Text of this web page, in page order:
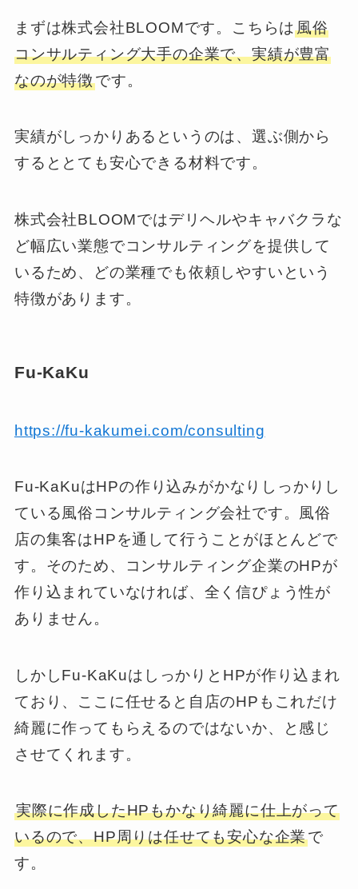
まずは株式会社BLOOMです。こちらは風俗
コンサルティング大手の企業で、実績が豊富
なのが特徴です。
実績がしっかりあるというのは、選ぶ側から
するととても安心できる材料です。
株式会社BLOOMではデリヘルやキャバクラな
ど幅広い業態でコンサルティングを提供して
いるため、どの業種でも依頼しやすいという
特徴があります。
Fu-KaKu
https://fu-kakumei.com/consulting
Fu-KaKuはHPの作り込みがかなりしっかりし
ている風俗コンサルティング会社です。風俗
店の集客はHPを通して行うことがほとんどで
す。そのため、コンサルティング企業のHPが
作り込まれていなければ、全く信ぴょう性が
ありません。
しかしFu-KaKuはしっかりとHPが作り込まれ
ており、ここに任せると自店のHPもこれだけ
綺麗に作ってもらえるのではないか、と感じ
させてくれます。
実際に作成したHPもかなり綺麗に仕上がって
いるので、HP周りは任せても安心な企業で
す。